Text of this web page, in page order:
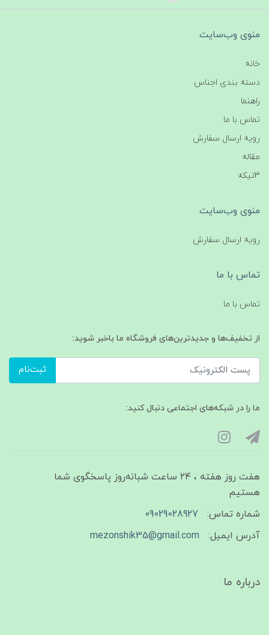
منوی وب‌سایت
خانه
دسته بندی اجناس
راهنما
تماس با ما
رویه ارسال سفارش
مقاله
3تیکه
منوی وب‌سایت
رویه ارسال سفارش
تماس با ما
تماس با ما
از تخفیف‌ها و جدیدترین‌های فروشگاه ما باخبر شوید:
ثبت‌نام
ما را در شبکه‌های اجتماعی دنبال کنید:
هفت روز هفته ، ۲۴ ساعت شبانه‌روز پاسخگوی شما
هستیم
شماره تماس:
09029028927
آدرس ایمیل:
mezonshik35@gmail.com
درباره ما